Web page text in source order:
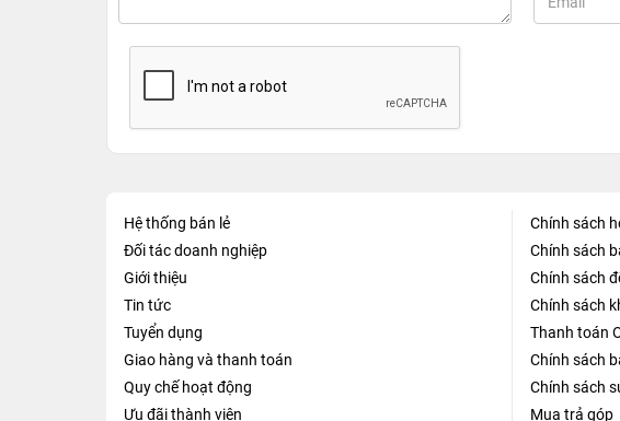
Hệ thống bán lẻ
Đối tác doanh nghiệp
Giới thiệu
Tin tức
Tuyển dụng
Giao hàng và thanh toán
Quy chế hoạt động
Ưu đãi thành viên
Chính sách
Chính sách
Chính sách
Chính sách
Thanh toán
Chính sách
Chính sách
Mua trả góp